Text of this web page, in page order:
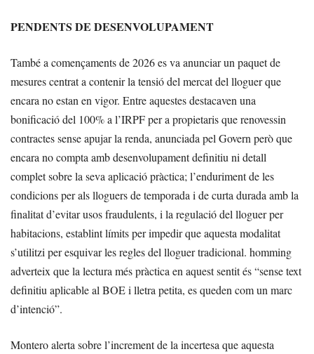
PENDENTS DE DESENVOLUPAMENT
També a començaments de 2026 es va anunciar un paquet de
mesures centrat a contenir la tensió del mercat del lloguer que
encara no estan en vigor. Entre aquestes destacaven una
bonificació del 100% a l’IRPF per a propietaris que renovessin
contractes sense apujar la renda, anunciada pel Govern però que
encara no compta amb desenvolupament definitiu ni detall
complet sobre la seva aplicació pràctica; l’enduriment de les
condicions per als lloguers de temporada i de curta durada amb la
finalitat d’evitar usos fraudulents, i la regulació del lloguer per
habitacions, establint límits per impedir que aquesta modalitat
s’utilitzi per esquivar les regles del lloguer tradicional. homming
adverteix que la lectura més pràctica en aquest sentit és “sense text
definitiu aplicable al BOE i lletra petita, es queden com un marc
d’intenció”.
Montero alerta sobre l’increment de la incertesa que aquesta